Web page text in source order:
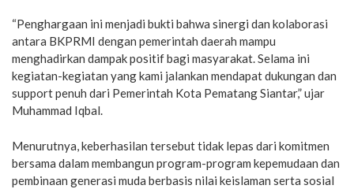
“Penghargaan ini menjadi bukti bahwa sinergi dan kolaborasi
antara BKPRMI dengan pemerintah daerah mampu
menghadirkan dampak positif bagi masyarakat. Selama ini
kegiatan-kegiatan yang kami jalankan mendapat dukungan dan
support penuh dari Pemerintah Kota Pematang Siantar,” ujar
Muhammad Iqbal.
Menurutnya, keberhasilan tersebut tidak lepas dari komitmen
bersama dalam membangun program-program kepemudaan dan
pembinaan generasi muda berbasis nilai keislaman serta sosial